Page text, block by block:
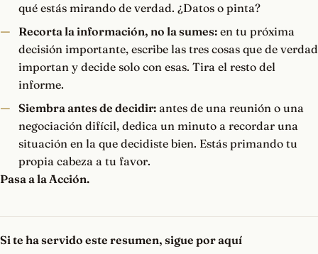
qué estás mirando de verdad. ¿Datos o pinta?
Recorta la información, no la sumes:en tu próxima
decisión importante, escribe las tres cosas que de verdad
importan y decide solo con esas. Tira el resto del
informe.
Siembra antes de decidir:antes de una reunión o una
negociación difícil, dedica un minuto a recordar una
situación en la que decidiste bien. Estás primando tu
propia cabeza a tu favor.
Pasa a la Acción.
Si te ha servido este resumen, sigue por aquí